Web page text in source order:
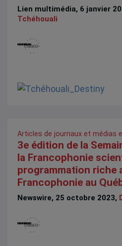
Lien multimédia, 6 janvier
Tchéhouali
Articles de journaux et médias
3e édition de la
la Francophonie
programmation riche
Francophonie au
Newswire, 25 octobre 2023,